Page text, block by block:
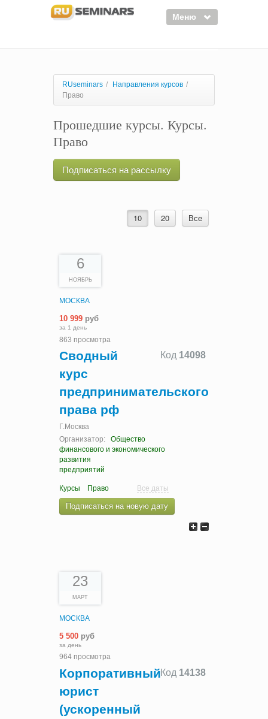
Меню
Курсы
Тренинги
Организаторы
Лектора
Войти
RUseminars / Направления курсов /
Право
Прошедшие курсы. Курсы.
Право
Подписаться на рассылку
10 20 Все
6
НОЯБРЬ
МОСКВА
10 999 руб
за 1 день
863 просмотра
Код 14098
Сводный
курс
предпринимательского
права рф
Г.Москва
Организатор:
Общество
финансового и экономического
развития
предприятий
Курсы Право Все даты
Подписаться на новую дату
23
МАРТ
МОСКВА
5 500 руб
за день
964 просмотра
Код 14138
Корпоративный
юрист
(ускоренный